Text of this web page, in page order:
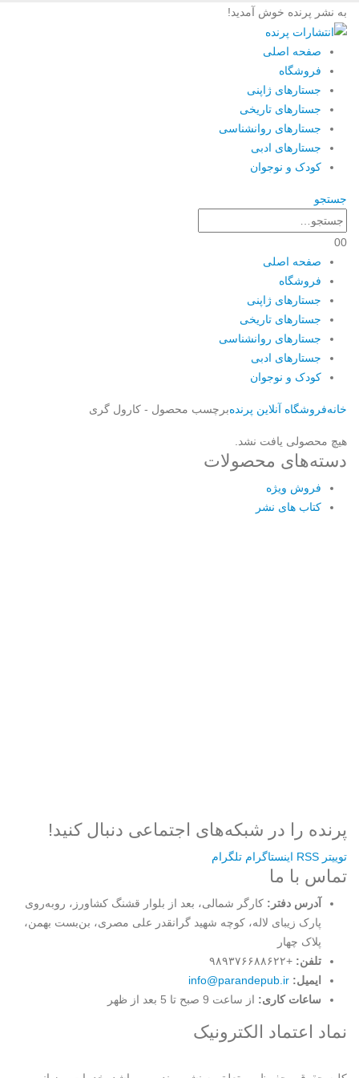
به نشر پرنده خوش آمدید!
صفحه اصلی
فروشگاه
جستارهای ژاپنی
جستارهای تاریخی
جستارهای روانشناسی
جستارهای ادبی
کودک و نوجوان
جستجو
00
صفحه اصلی
فروشگاه
جستارهای ژاپنی
جستارهای تاریخی
جستارهای روانشناسی
جستارهای ادبی
کودک و نوجوان
خانهفروشگاه آنلاین پرندهبرچسب محصول - کارول گری
هیچ محصولی یافت نشد.
دسته‌های محصولات
فروش ویژه
کتاب های نشر
پرنده را در شبکه‌های اجتماعی دنبال کنید!
توییتر RSS اینستاگرام تلگرام
تماس با ما
آدرس دفتر: کارگر شمالی، بعد از بلوار قشنگ کشاورز، روبه‌روی
پارک زیبای لاله، کوچه شهید گرانقدر علی مصری، بن‌بست بهمن،
پلاک چهار
تلفن: +۹۸۹۳۷۶۶۸۸۶۲۲
ایمیل: info@parandepub.ir
ساعات کاری: از ساعت 9 صبح تا 5 بعد از ظهر
نماد اعتماد الکترونیک